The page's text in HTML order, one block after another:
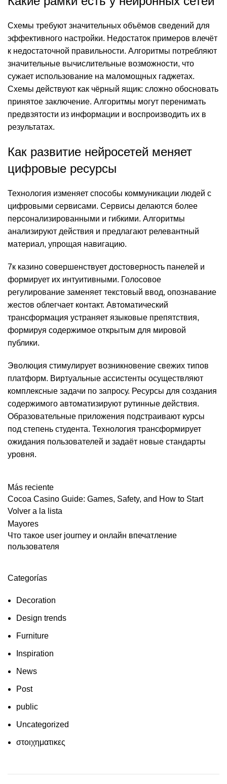
Схемы требуют значительных объёмов сведений для
эффективного настройки. Недостаток примеров влечёт
к недостаточной правильности. Алгоритмы потребляют
значительные вычислительные возможности, что
сужает использование на маломощных гаджетах.
Схемы действуют как чёрный ящик: сложно обосновать
принятое заключение. Алгоритмы могут перенимать
предвзятости из информации и воспроизводить их в
результатах.
Как развитие нейросетей меняет
цифровые ресурсы
Технология изменяет способы коммуникации людей с
цифровыми сервисами. Сервисы делаются более
персонализированными и гибкими. Алгоритмы
анализируют действия и предлагают релевантный
материал, упрощая навигацию.
7к казино совершенствует достоверность панелей и
формирует их интуитивными. Голосовое
регулирование заменяет текстовый ввод, опознавание
жестов облегчает контакт. Автоматический
трансформация устраняет языковые препятствия,
формируя содержимое открытым для мировой
публики.
Эволюция стимулирует возникновение свежих типов
платформ. Виртуальные ассистенты осуществляют
комплексные задачи по запросу. Ресурсы для создания
содержимого автоматизируют рутинные действия.
Образовательные приложения подстраивают курсы
под степень студента. Технология трансформирует
ожидания пользователей и задаёт новые стандарты
уровня.
Más reciente
Cocoa Casino Guide: Games, Safety, and How to Start
Volver a la lista
Mayores
Что такое user journey и онлайн впечатление
пользователя
Categorías
Decoration
Design trends
Furniture
Inspiration
News
Post
public
Uncategorized
στοιχηματικες